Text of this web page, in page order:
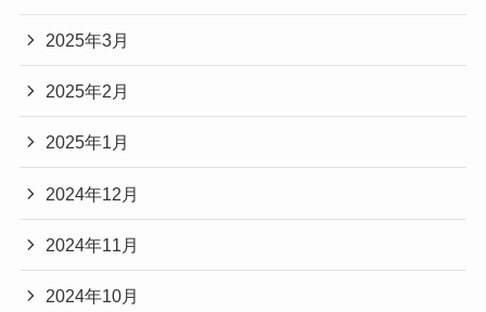
2025年3月
2025年2月
2025年1月
2024年12月
2024年11月
2024年10月